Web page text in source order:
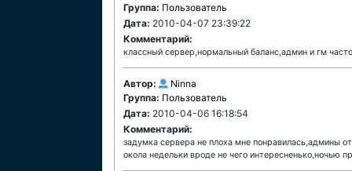
Группа: Пользователь
Дата: 2010-04-07 23:39:22
Комментарий:
классный сервер,нормальный баланс,админ и гм
Автор:
Ninna
Группа: Пользователь
Дата: 2010-04-06 16:18:54
Комментарий:
задумка сервера не плоха мне понравилась,админы
окола недельки вроде не чего интересненько,ночью